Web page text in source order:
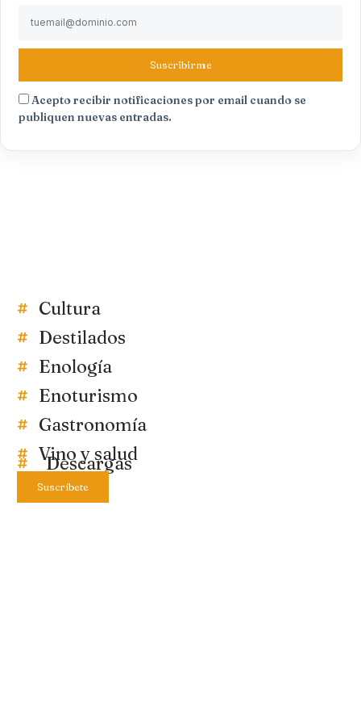
Suscribirme
Acepto recibir notificaciones por email cuando se
publiquen nuevas entradas.
Cultura
Destilados
Enología
Enoturismo
Gastronomía
Vino y salud
Descargas
Suscríbete